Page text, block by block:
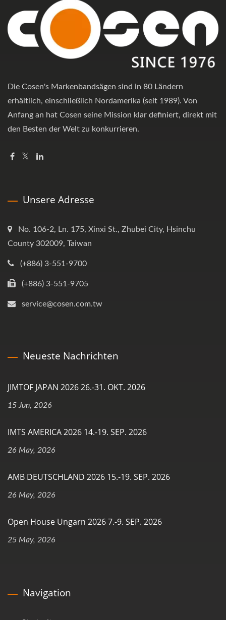
Die Cosen's Markenbandsägen sind in 80 Ländern
erhältlich, einschließlich Nordamerika (seit 1989). Von
Anfang an hat Cosen seine Mission klar definiert, direkt mit
den Besten der Welt zu konkurrieren.
Unsere Adresse
No. 106-2, Ln. 175, Xinxi St., Zhubei City, Hsinchu
County 302009, Taiwan
(+886) 3-551-9700
(+886) 3-551-9705
service@cosen.com.tw
Neueste Nachrichten
JIMTOF JAPAN 2026 26.-31. OKT. 2026
15 Jun, 2026
IMTS AMERICA 2026 14.-19. SEP. 2026
26 May, 2026
AMB DEUTSCHLAND 2026 15.-19. SEP. 2026
26 May, 2026
Open House Ungarn 2026 7.-9. SEP. 2026
25 May, 2026
Navigation